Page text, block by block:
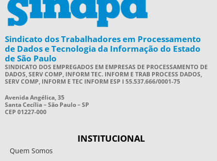
Sindicato dos Trabalhadores em Processamento
de Dados e Tecnologia da Informação do Estado
de São Paulo
SINDICATO DOS EMPREGADOS EM EMPRESAS DE PROCESSAMENTO DE
DADOS, SERV COMP, INFORM TEC. INFORM E TRAB PROCESS DADOS,
SERV COMP, INFORM E TEC INFORM ESP I 55.537.666/0001-75
Avenida Angélica, 35
Santa Cecília – São Paulo – SP
CEP 01227-000
INSTITUCIONAL
Quem Somos